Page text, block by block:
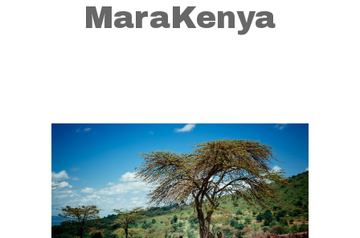
MaraKenya